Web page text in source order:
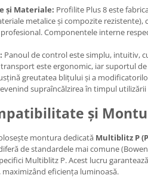
R3)) si
sau
și Materiale: Profilite Plus 8 este
metalice și compozite
Componentele interne
Panoul de control este simplu, intuitiv,
este ergonomic, iar suportul
greutatea blițului și a
supraîncălzirea în timpul
și
montura dedicată Multiblitz P
de standardele mai comune
Multiblitz P. Acest lucru
maximizând eficiența luminoasă.